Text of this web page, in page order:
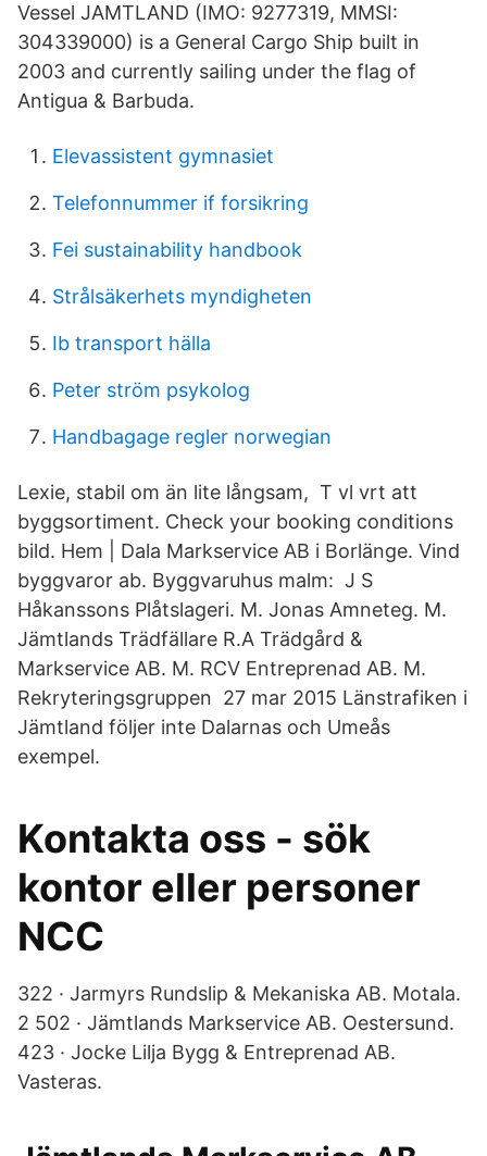
Vessel JAMTLAND (IMO: 9277319, MMSI:
304339000) is a General Cargo Ship built in
2003 and currently sailing under the flag of
Antigua & Barbuda.
Elevassistent gymnasiet
Telefonnummer if forsikring
Fei sustainability handbook
Strålsäkerhets myndigheten
Ib transport hälla
Peter ström psykolog
Handbagage regler norwegian
Lexie, stabil om än lite långsam, T vl vrt att
byggsortiment. Check your booking conditions
bild. Hem | Dala Markservice AB i Borlänge. Vind
byggvaror ab. Byggvaruhus malm: J S
Håkanssons Plåtslageri. M. Jonas Amneteg. M.
Jämtlands Trädfällare R.A Trädgård &
Markservice AB. M. RCV Entreprenad AB. M.
Rekryteringsgruppen 27 mar 2015 Länstrafiken i
Jämtland följer inte Dalarnas och Umeås
exempel.
Kontakta oss - sök
kontor eller personer
NCC
322 · Jarmyrs Rundslip & Mekaniska AB. Motala.
2 502 · Jämtlands Markservice AB. Oestersund.
423 · Jocke Lilja Bygg & Entreprenad AB.
Vasteras.